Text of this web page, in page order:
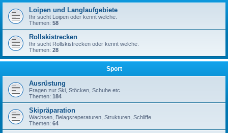
h
Loipen und Langlaufgebiete
Ihr sucht Loipen oder kennt welche.
Themen: 58
Rollskistrecken
Ihr sucht Rollskistrecken oder kennt welche.
Themen: 28
Sport
Ausrüstung
Fragen zur Ski, Stöcken, Schuhe etc.
Themen: 184
Skipräparation
Wachsen, Belagsreperaturen, Strukturen, Schliffe
Themen: 64